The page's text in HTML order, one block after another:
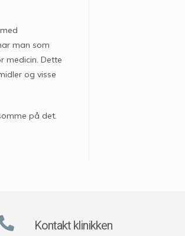
man som
medicin. Dette
og visse
på det.
Kontakt klinikken